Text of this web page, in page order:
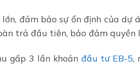
đảm bảo sự ổn định của dự
trả đầu tiên, bảo đảm quyền
gấp 3 lần khoảnđầu tư EB-5,